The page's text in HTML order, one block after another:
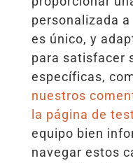
personalizada
es único, y
para satisfacer
específicas,
nuestros
la página de
equipo bien
navegar estos